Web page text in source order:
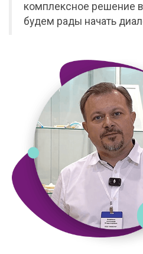
комплексное решение
будем рады начать